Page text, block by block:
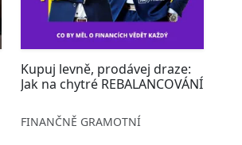
Kupuj levně, prodávej draze:
Jak na chytré REBALANCOVÁNÍ
FINANČNĚ GRAMOTNÍ